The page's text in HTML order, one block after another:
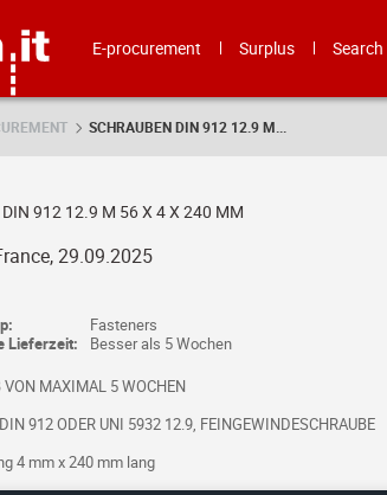
E-procurement Surplus Search
SCHRAUBEN DIN 912 12.9 M...
912 12.9 M 56 X 4 X 240 MM
29.09.2025
Fasteners
Lieferzeit:
Besser als 5 Wochen
VON MAXIMAL 5 WOCHEN
912 ODER UNI 5932 12.9, FEINGEWINDESCHRAUBE
4 mm x 240 mm lang